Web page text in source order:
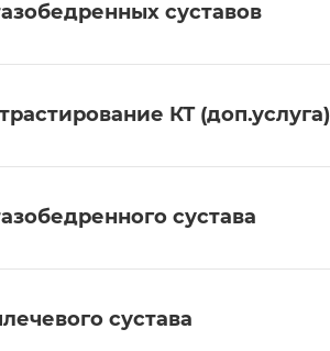
суставов
КТ (доп.услуга)
сустава
сустава